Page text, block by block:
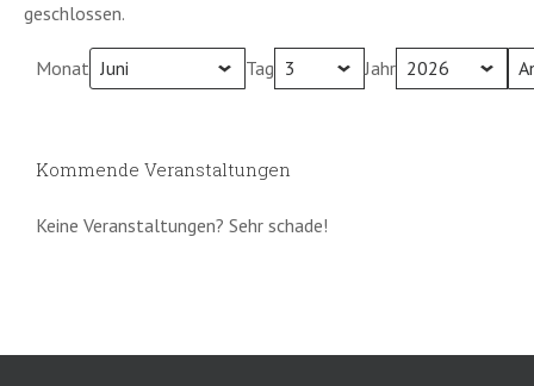
geschlossen.
Monat Tag Jahr
Kommende Veranstaltungen
Keine Veranstaltungen? Sehr schade!